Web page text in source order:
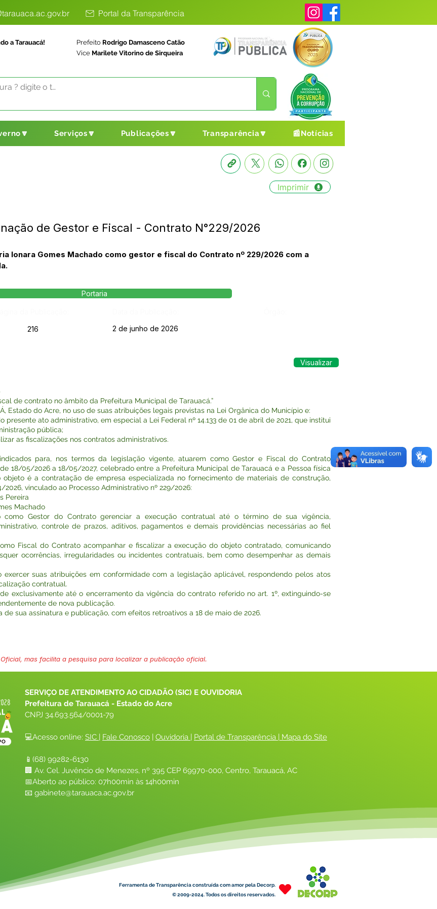
Portal da Transparência
a Tarauacá! Prefeito Rodrigo Damasceno Catão
Vice Marilete Vitorino de Sirqueira
Serviços🔽 Publicações🔽 Transparência🔽 📰Notícias
Imprimir
de Gestor e Fiscal - Contrato N°229/2026
Ionara Gomes Machado como gestor e fiscal do Contrato nº 229/2026 com a
Portaria
216 2 de junho de 2026
de contrato no âmbito da Prefeitura Municipal de Tarauacá.”
Estado do Acre, no uso de suas atribuições legais previstas na Lei Orgânica do Município e:
presente ato administrativo, em especial a Lei Federal nº 14.133 de 01 de abril de 2021, que institui
pública;
as fiscalizações nos contratos administrativos.
para, nos termos da legislação vigente, atuarem como Gestor e Fiscal do Contrato
18/05/2026 a 18/05/2027, celebrado entre a Prefeitura Municipal de Tarauacá e a Pessoa física
objeto é a contratação de empresa especializada no fornecimento de materiais de construção,
vinculado ao Processo Administrativo nº 229/2026:
Pereira
Machado
como Gestor do Contrato gerenciar a execução contratual até o término de sua vigência,
controle de prazos, aditivos, pagamentos e demais providências necessárias ao fiel
Fiscal do Contrato acompanhar e fiscalizar a execução do objeto contratado, comunicando
ocorrências, irregularidades ou incidentes contratuais, bem como desempenhar as demais
exercer suas atribuições em conformidade com a legislação aplicável, respondendo pelos atos
contratual.
exclusivamente até o encerramento da vigência do contrato referido no art. 1º, extinguindo-se
de nova publicação.
de sua assinatura e publicação, com efeitos retroativos a 18 de maio de 2026.
Visualizar
mas facilita a pesquisa para localizar a publicação oficial.
SERVIÇO DE ATENDIMENTO AO CIDADÃO (SIC) E OUVIDORIA
Prefeitura de Tarauacá - Estado do Acre
CNPJ 34.693.564/0001-79
💻Acesso online: SIC | Fale Conosco | Ouvidoria | Portal de Transparência | Mapa do Site
📱(68) 99282-6130
🏢 Av. Cel. Juvêncio de Menezes, nº 395 CEP 69970-000, Centro, Tarauacá, AC
📅Aberto ao público: 07h00min às 14h00min
📧 gabinete@tarauaca.ac.gov.br
Ferramenta de Transparência construída com amor pela Decorp.
© 2009-2024. Todos os direitos reservados.